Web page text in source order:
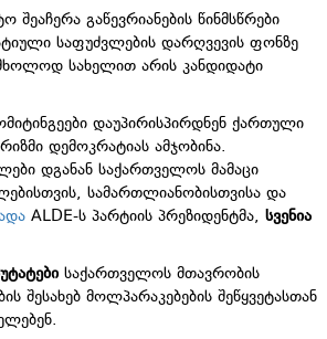
გაწევრიანების წინმსწრები
საფუძვლების დარღვევის ფონზე
სახელით არის კანდიდატი
დაუპირისპირდნენ ქართული
დემოკრატიას ამჯობინა.
დგანან საქართველოს მამაცი
სამართლიანობისთვისა და
ALDE-ს პარტიის პრეზიდენტმა, სვენია
საქართველოს მთავრობის
შესახებ მოლპარაკებების შეწყვეტასთან